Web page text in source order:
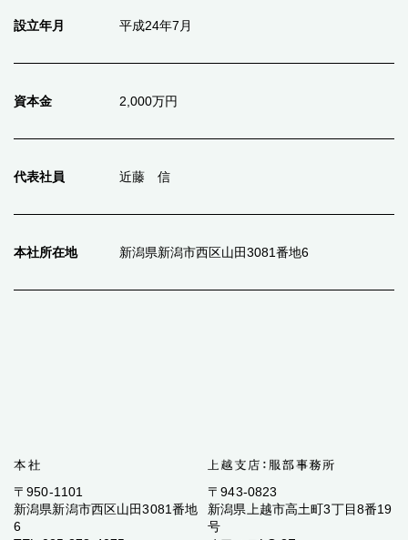
設立年月 平成24年7月
資本金 2,000万円
代表社員 近藤 信
本社所在地 新潟県新潟市西区山田3081番地6
〒950-1101
新潟県新潟市西区山田3081番地
6
〒943-0823
新潟県上越市高土町3丁目8番19
号